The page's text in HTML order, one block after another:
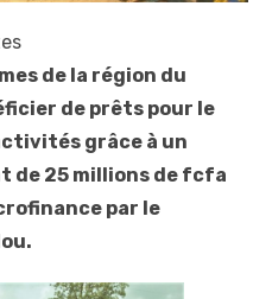
de la région du
de prêts pour le
grâce à un
de 25 millions de fcfa
par le